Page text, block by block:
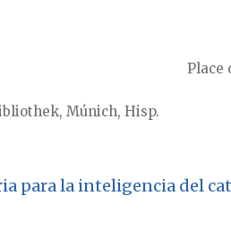
Place
Múnich, Hisp.
para la inteligencia del